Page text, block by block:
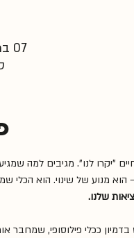
07 במאי 2025, 20:00 – 22:00
"יקרו לנו". מגיבים למה
הוא מנוע של שינוי. הוא
שלנו.
ככלי פילוסופי, שמחבר